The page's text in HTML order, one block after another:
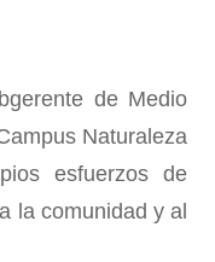
de Medio
Naturaleza
esfuerzos de
la comunidad y al